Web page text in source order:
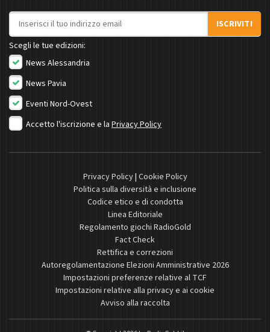
Indirizzo email
ISCRIVITI
Scegli le tue edizioni:
News Alessandria
News Pavia
Eventi Nord-Ovest
Accetto l'iscrizione e la Privacy Policy
Privacy Policy| Cookie Policy
Politica sulla diversità e inclusione
Codice etico e di condotta
Linea Editoriale
Regolamento giochi RadioGold
Fact Check
Rettifica e correzioni
Autoregolamentazione Elezioni Amministrative 2026
Impostazioni preferenze relative al TCF
Impostazioni relative alla privacy e ai cookie
Avviso alla raccolta